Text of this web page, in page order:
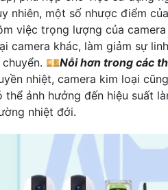
nhiên, một số nhược điểm
việc trọng lượng của
camera khác, làm giảm sự
💴Nỗi hơn trong các
nhiệt, camera kim loại
thể ảnh hưởng đến hiệu suất
nhiệt đới.